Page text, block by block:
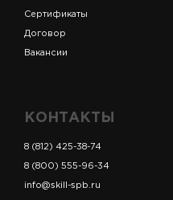
Сертификаты
Договор
Вакансии
КОНТАКТЫ
8 (812) 425-38-74
8 (800) 555-96-34
info@skill-spb.ru